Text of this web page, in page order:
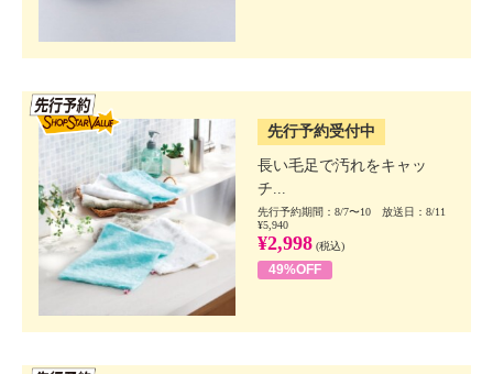
先行予約受付中
長い毛足で汚れをキャッ
チ...
先行予約期間：8/7〜10 放送日：8/11
¥5,940
¥2,998 (税込)
49%OFF